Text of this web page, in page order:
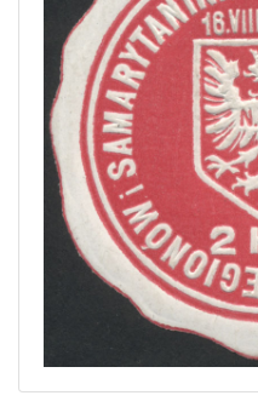
Archive
Regulation
Contact